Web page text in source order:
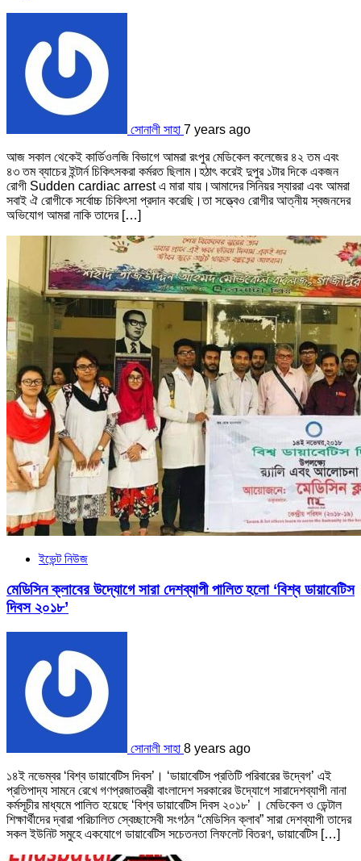
সোনালী সাহা 7 years ago
আজ সকাল থেকেই কার্ডিওলজি বিভাগে আমরা রংপুর মেডিকেল কলেজের ৪২ তম এবং
৪৩ তম ব্যাচের ইন্টার্ন চিকিৎসকরা কর্মরত ছিলাম।হঠাৎ করেই দুপুর ১টার দিকে একজন
রোগী Sudden cardiac arrest এ মারা যায়।আমাদের সিনিয়র স্যাররা এবং আমরা
সবাই ঐ রোগীকে সর্বোচ্চ চিকিৎসা প্রদান করেছি।তা সত্ত্বেও রোগীর আত্নীয় স্বজনদের
অভিযোগ আমরা নাকি তাদের […]
ইভেন্ট নিউজ
মেডিসিন ক্লাবের উদ্যোগে সারা দেশব্যাপী পালিত হলো ‘বিশ্ব ডায়াবেটিস
দিবস ২০১৮’
সোনালী সাহা 8 years ago
১৪ই নভেম্বর ‘বিশ্ব ডায়াবেটিস দিবস’। ‘ডায়াবেটিস প্রতিটি পরিবারের উদ্বেগ’ এই
প্রতিপাদ্য সামনে রেখে গণপ্রজাতন্ত্রী বাংলাদেশ সরকারের উদ্যোগে সারাদেশব্যাপী নানা
কর্মসূচীর মাধ্যমে পালিত হয়েছে ‘বিশ্ব ডায়াবেটিস দিবস ২০১৮’ । মেডিকেল ও ডেন্টাল
শিক্ষার্থীদের দ্বারা পরিচালিত স্বেচ্ছাসেবী সংগঠন “মেডিসিন ক্লাব” সারা দেশব্যাপী তাদের
সকল ইউনিট সমুহে একযোগে ডায়াবেটিস সচেতনতা লিফলেট বিতরণ, ডায়াবেটিস […]